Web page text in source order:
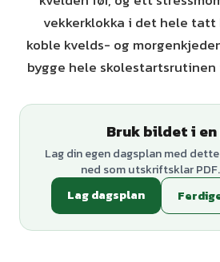
vekkerklokka i det hele tatt
koble kvelds- og
bygge hele
Bruk bildet i
Lag din egen dagsplan med
ned som utskriftsklar
Lag dagsplan